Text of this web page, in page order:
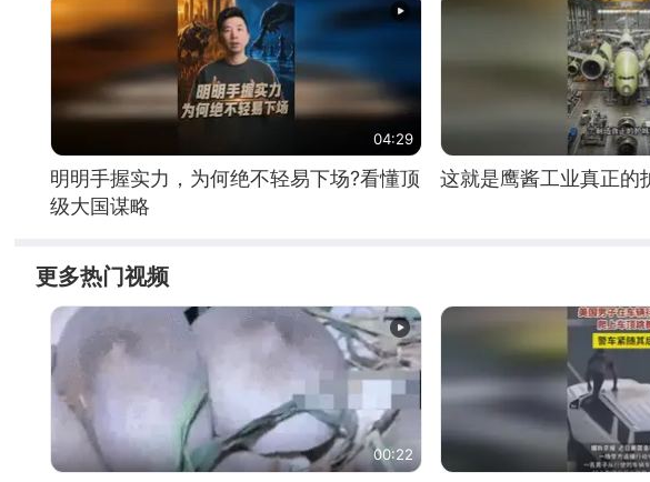
04:29
明明手握实力，为何绝不轻易下场?看懂顶
级大国谋略
这就是鹰酱工业真正的
更多热门视频
00:22